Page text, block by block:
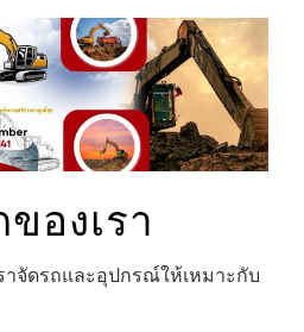
องเรา
าจัดรถและอุปกรณ์ให้เหมาะกับ